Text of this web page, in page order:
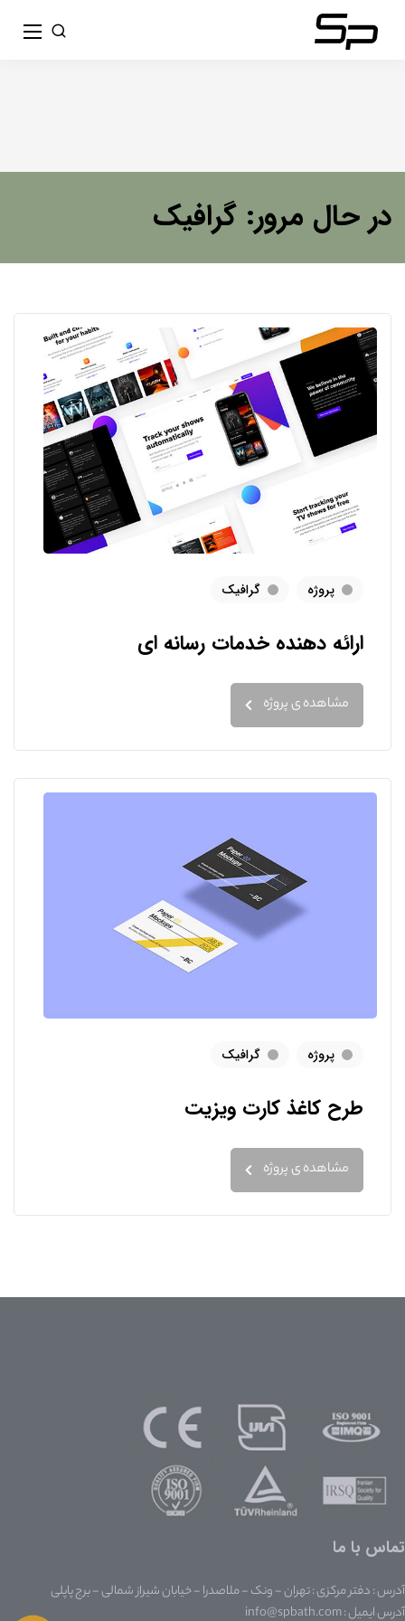
در حال مرور: گرافیک
پروژه گرافیک
ارائه دهنده خدمات رسانه ای
مشاهده ی پروژه
پروژه گرافیک
طرح کاغذ کارت ویزیت
مشاهده ی پروژه
تماس با ما
آدرس : دفتر مرکزی : تهران - ونک - ملاصدرا - خیابان شیراز شمالی - برج پاپلی
آدرس ایمیل : info@spbath.com